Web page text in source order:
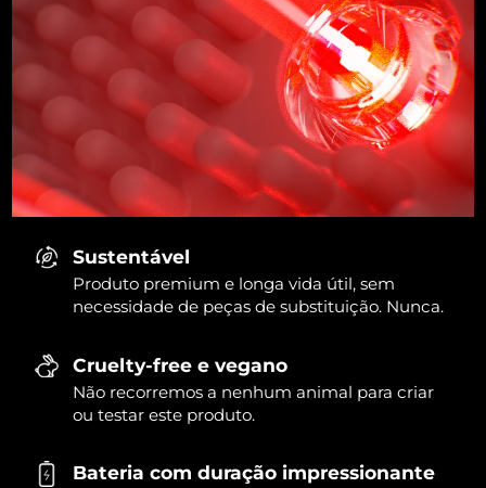
Sustentável
Produto premium e longa vida útil, sem
necessidade de peças de substituição. Nunca.
Cruelty-free e vegano
Não recorremos a nenhum animal para criar
ou testar este produto.
Bateria com duração impressionante